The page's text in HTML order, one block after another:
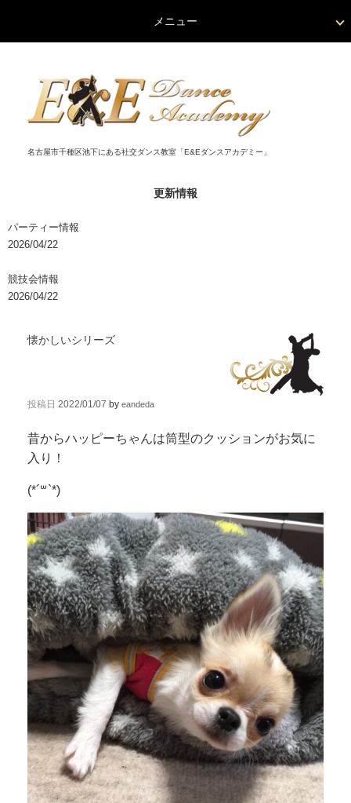
名古屋市千種区池下にある社交ダンス教室「E&Eダンスアカデミー」
更新情報
パーティー情報
2026/04/22
競技会情報
2026/04/22
メニュー
懐かしいシリーズ
投稿日 2022/01/07 by eandeda
昔からハッピーちゃんは筒型のクッションがお気に
入り！
(*´꒳`*)